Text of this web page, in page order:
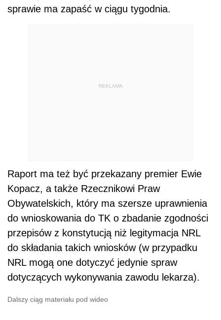
sprawie ma zapaść w ciągu tygodnia.
REKLAMA
Raport ma też być przekazany premier Ewie
Kopacz, a także Rzecznikowi Praw
Obywatelskich, który ma szersze uprawnienia
do wnioskowania do TK o zbadanie zgodności
przepisów z konstytucją niż legitymacja NRL
do składania takich wniosków (w przypadku
NRL mogą one dotyczyć jedynie spraw
dotyczących wykonywania zawodu lekarza).
Dalszy ciąg materiału pod wideo